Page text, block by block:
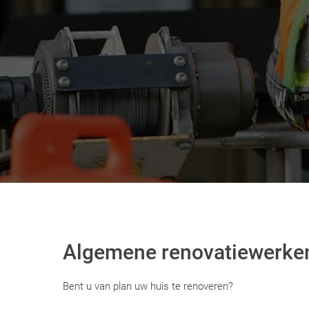
Algemene
Bent u van plan uw huis te renoveren?